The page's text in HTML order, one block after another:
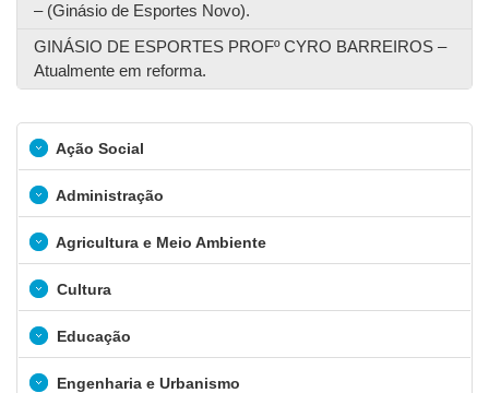
– (Ginásio de Esportes Novo).
GINÁSIO DE ESPORTES PROFº CYRO BARREIROS –
Atualmente em reforma.
Ação Social
Administração
Agricultura e Meio Ambiente
Cultura
Educação
Engenharia e Urbanismo